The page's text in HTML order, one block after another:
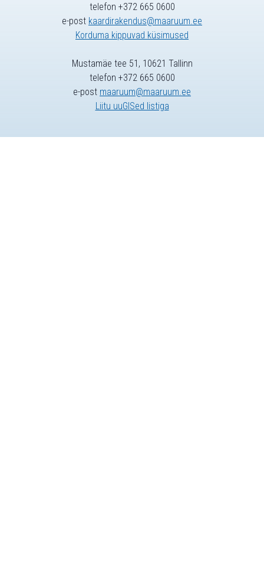
telefon +372 665 0600
e-post kaardirakendus@maaruum.ee
Korduma kippuvad küsimused
Mustamäe tee 51, 10621 Tallinn
telefon +372 665 0600
e-post maaruum@maaruum.ee
Liitu uuGISed listiga